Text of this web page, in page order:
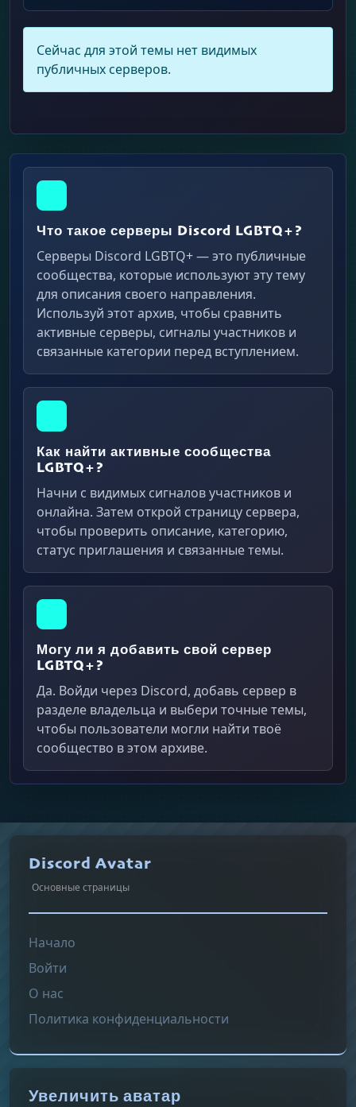
Сейчас для этой темы нет видимых
публичных серверов.
Что такое серверы Discord LGBTQ+?
Серверы Discord LGBTQ+ — это публичные
сообщества, которые используют эту тему
для описания своего направления.
Используй этот архив, чтобы сравнить
активные серверы, сигналы участников и
связанные категории перед вступлением.
Как найти активные сообщества
LGBTQ+?
Начни с видимых сигналов участников и
онлайна. Затем открой страницу сервера,
чтобы проверить описание, категорию,
статус приглашения и связанные темы.
Могу ли я добавить свой сервер
LGBTQ+?
Да. Войди через Discord, добавь сервер в
разделе владельца и выбери точные темы,
чтобы пользователи могли найти твоё
сообщество в этом архиве.
Discord Avatar
Основные страницы
Начало
Войти
О нас
Политика конфиденциальности
Увеличить аватар